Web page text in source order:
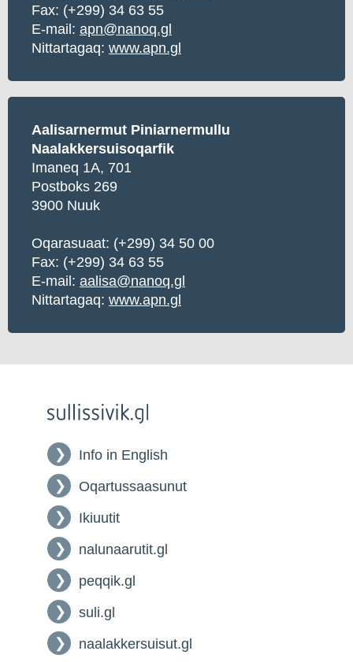
Fax: (+299) 34 63 55
E-mail: apn@nanoq.gl
Nittartagaq: www.apn.gl
Aalisarnermut Piniarnermullu
Naalakkersuisoqarfik
Imaneq 1A, 701
Postboks 269
3900 Nuuk
Oqarasuaat: (+299) 34 50 00
Fax: (+299) 34 63 55
E-mail: aalisa@nanoq.gl
Nittartagaq: www.apn.gl
Info in English
Oqartussaasunut
Ikiuutit
nalunaarutit.gl
peqqik.gl
suli.gl
naalakkersuisut.gl